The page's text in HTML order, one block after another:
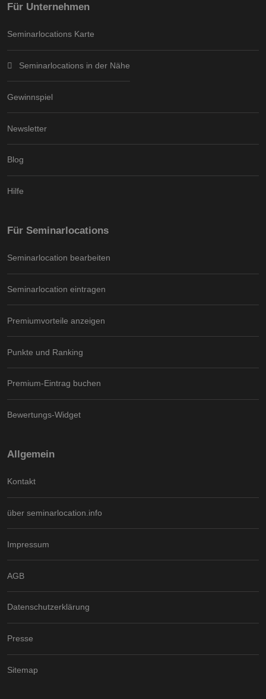
Für Unternehmen
Seminarlocations Karte
Seminarlocations in der Nähe
Gewinnspiel
Newsletter
Blog
Hilfe
Für Seminarlocations
Seminarlocation bearbeiten
Seminarlocation eintragen
Premiumvorteile anzeigen
Punkte und Ranking
Premium-Eintrag buchen
Bewertungs-Widget
Allgemein
Kontakt
über seminarlocation.info
Impressum
AGB
Datenschutzerklärung
Presse
Sitemap